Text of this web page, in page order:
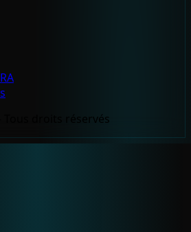
Tous droits réservés